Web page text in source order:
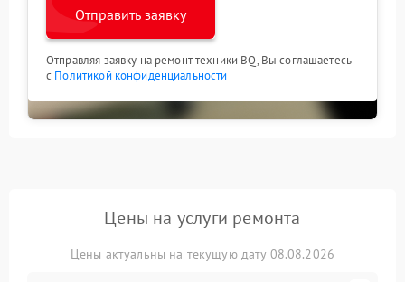
Отправить заявку
Отправляя заявку на ремонт техники BQ, Вы соглашаетесь
с Политикой конфиденциальности
Цены на услуги ремонта
Цены актуальны на текущую дату 08.08.2026